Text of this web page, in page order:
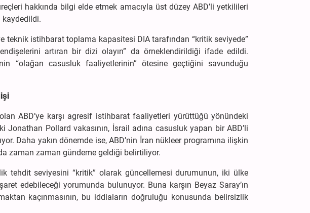
hakkında bilgi elde etmek amacıyla üst düzey ABD’li yetkilileri
kaydedildi.
teknik istihbarat toplama kapasitesi DIA tarafından “kritik seviyede”
artıran bir dizi olayın” da örneklendirildiği ifade edildi.
“olağan casusluk faaliyetlerinin” ötesine geçtiğini savunduğu
ABD’ye karşı agresif istihbarat faaliyetleri yürüttüğü yönündeki
Jonathan Pollard vakasının, İsrail adına casusluk yapan bir ABD’li
Daha yakın dönemde ise, ABD’nin İran nükleer programına ilişkin
da zaman zaman gündeme geldiği belirtiliyor.
tehdit seviyesini “kritik” olarak güncellemesi durumunun, iki ülke
edebileceği yorumunda bulunuyor. Buna karşın Beyaz Saray’ın
kaçınmasının, bu iddiaların doğruluğu konusunda belirsizlik